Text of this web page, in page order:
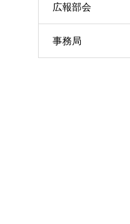
広報部会
事務局